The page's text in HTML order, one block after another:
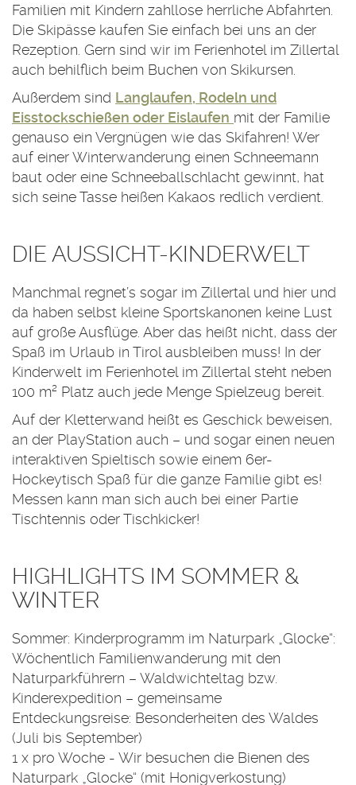
Familien mit Kindern zahllose herrliche Abfahrten.
Die Skipässe kaufen Sie einfach bei uns an der
Rezeption. Gern sind wir im Ferienhotel im Zillertal
auch behilflich beim Buchen von Skikursen.
Außerdem sind Langlaufen, Rodeln und
Eisstockschießen oder Eislaufen mit der Familie
genauso ein Vergnügen wie das Skifahren! Wer
auf einer Winterwanderung einen Schneemann
baut oder eine Schneeballschlacht gewinnt, hat
sich seine Tasse heißen Kakaos redlich verdient.
DIE AUSSICHT-KINDERWELT
Manchmal regnet’s sogar im Zillertal und hier und
da haben selbst kleine Sportskanonen keine Lust
auf große Ausflüge. Aber das heißt nicht, dass der
Spaß im Urlaub in Tirol ausbleiben muss! In der
Kinderwelt im Ferienhotel im Zillertal steht neben
100 m² Platz auch jede Menge Spielzeug bereit.
Auf der Kletterwand heißt es Geschick beweisen,
an der PlayStation auch – und sogar einen neuen
interaktiven Spieltisch sowie einem 6er-
Hockeytisch Spaß für die ganze Familie gibt es!
Messen kann man sich auch bei einer Partie
Tischtennis oder Tischkicker!
HIGHLIGHTS IM SOMMER &
WINTER
Sommer: Kinderprogramm im Naturpark „Glocke“:
Wöchentlich Familienwanderung mit den
Naturparkführern – Waldwichteltag bzw.
Kinderexpedition – gemeinsame
Entdeckungsreise: Besonderheiten des Waldes
(Juli bis September)
1 x pro Woche - Wir besuchen die Bienen des
Naturpark „Glocke“ (mit Honigverkostung)